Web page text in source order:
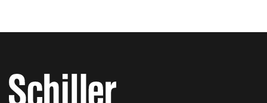
Geely Schiller
Seat Schiller
Tesla Approved Body Shop